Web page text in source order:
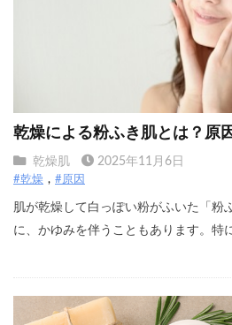
乾燥による粉ふき肌とは？原
乾燥肌 2025年11月6日
#乾燥 #原因
肌が乾燥して白っぽい粉がふいた「粉
に、かゆみを伴うこともあります。特